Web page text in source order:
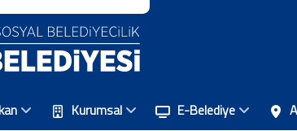
Kurumsal E-Belediye